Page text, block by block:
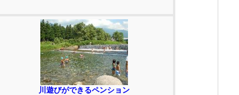
川遊びができるペンション